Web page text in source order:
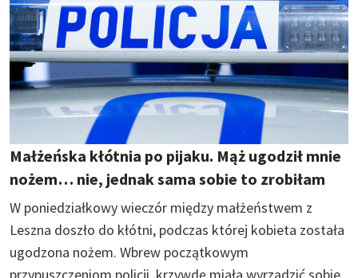
Małżeńska kłótnia po pijaku. Mąż ugodził mnie
nożem… nie, jednak sama sobie to zrobiłam
W poniedziałkowy wieczór między małżeństwem z
Leszna doszło do kłótni, podczas której kobieta została
ugodzona nożem. Wbrew początkowym
przypuszczeniom policji, krzywdę miała wyrządzić sobie